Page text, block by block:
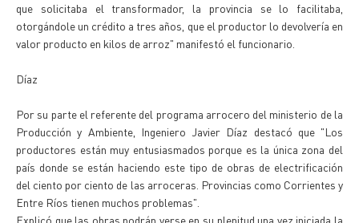
que solicitaba el transformador, la provincia se lo facilitaba,
otorgándole un crédito a tres años, que el productor lo devolvería en
valor producto en kilos de arroz" manifestó el funcionario.
Díaz
Por su parte el referente del programa arrocero del ministerio de la
Producción y Ambiente, Ingeniero Javier Díaz destacó que "Los
productores están muy entusiasmados porque es la única zona del
país donde se están haciendo este tipo de obras de electrificación
del ciento por ciento de las arroceras. Provincias como Corrientes y
Entre Ríos tienen muchos problemas".
Explicó que las obras podrán verse en su plenitud una vez iniciada la